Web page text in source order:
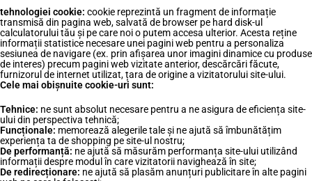
tehnologiei cookie: cookie reprezintă un fragment de informație
transmisă din pagina web, salvată de browser pe hard disk-ul
calculatorului tău și pe care noi o putem accesa ulterior. Acesta reține
informații statistice necesare unei pagini web pentru a personaliza
sesiunea de navigare (ex. prin afișarea unor imagini dinamice cu produse
de interes) precum pagini web vizitate anterior, descărcări făcute,
furnizorul de internet utilizat, țara de origine a vizitatorului site-ului.
Cele mai obișnuite cookie-uri sunt:
Tehnice: ne sunt absolut necesare pentru a ne asigura de eficiența site-
ului din perspectiva tehnică;
Funcționale: memorează alegerile tale și ne ajută să îmbunătățim
experiența ta de shopping pe site-ul nostru;
De performanță: ne ajută să măsurăm performanța site-ului utilizând
informații despre modul în care vizitatorii navighează în site;
De redirecționare: ne ajută să plasăm anunțuri publicitare în alte pagini